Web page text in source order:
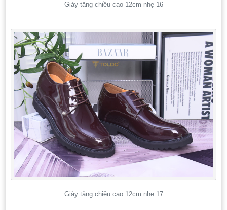
Giày tăng chiều cao 12cm nhẹ 16
Giày tăng chiều cao 12cm nhẹ 17